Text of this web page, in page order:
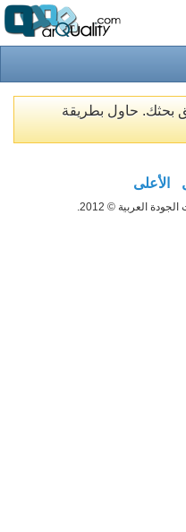
بحثك. حاول بطريقة
الأعلى
العربية © 2012.